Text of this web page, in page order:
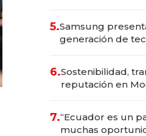
5.Samsung
generación de
6.Sostenibilidad,
reputación en
7.“Ecuador es un
muchas